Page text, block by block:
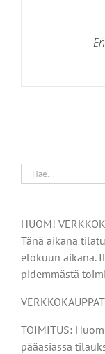
HUOM!
Tänä aikana
elokuun aikana.
pidemmästä
TOIMITUS:
pääasiassa